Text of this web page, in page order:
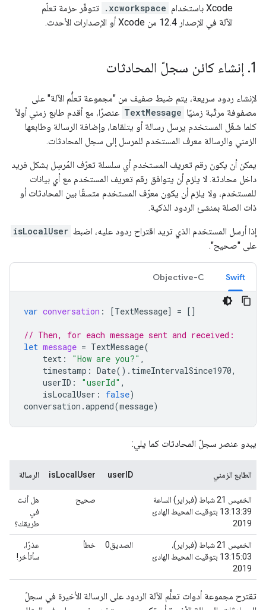
Xcode باستخدام
.xcworkspace تتوفّر حزمة تعلّم
الآلة في الإصدار 12.4 من Xcode أو الإصدارات الأحدث.
1
. إنشاء كائن سجلّ المحادثات
لإنشاء ردود سريعة، يتم ضبط صفيف من "مجموعة تعلُّم الآلة" على
مصفوفة مرتّبة زمنيًا TextMessage عنصرًا، مع أقدم طابع زمني أولاً
كلما شغّل المستخدم يرسل رسالة أو يتلقاها، وإضافة الرسالة وطابعها
الزمني والرسالة معرف المستخدم للمرسل إلى سجل المحادثات.
يمكن أن يكون رقم تعريف المستخدم أي سلسلة تعرّف المُرسِل بشكل فريد
داخل محادثة. لا يلزم أن يتوافق رقم تعريف المستخدم مع أي بيانات
للمستخدم، ولا يلزم أن يكون معرّف المستخدم متسقًا بين المحادثات أو
ذات الصلة بمنشئ الردود الذكية.
إذا أرسل المستخدم الذي تريد اقتراح ردود عليه، اضبط isLocalUser
على "صحيح".
Swift
Objective-C
var conversation : [TextMessage] = []
// Then, for each message sent and received:
let message = TextMessage(
text : "How are you?" ,
timestamp : Date(). timeIntervalSince1970,
userID : "userId" ,
isLocalUser : false)
conversation .append(message)
يبدو عنصر سجلّ المحادثات كما يلي:
الطابع الزمني userID
isLocalUser الرسالة
الخميس 21 شباط (فبراير) الساعة
13:13:39 بتوقيت المحيط الهادئ
2019
صحيح
هل أنت
في
طريقك؟
الخميس 21 شباط (فبراير)،
13:15:03 بتوقيت المحيط الهادئ
2019
الصديق0 خطأ
عذرًا،
سأتأخر!
تقترح مجموعة أدوات تعلُّم الآلة الردود على الرسالة الأخيرة في سجلّ